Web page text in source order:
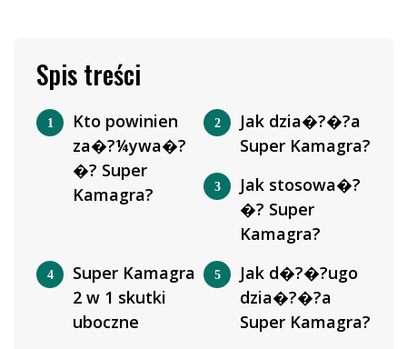
Spis treści
Kto powinien
za�?¼ywa�?
�? Super
Kamagra?
Jak dzia�?�?a
Super Kamagra?
Jak stosowa�?
�? Super
Kamagra?
Super Kamagra
2 w 1 skutki
uboczne
Jak d�?�?ugo
dzia�?�?a
Super Kamagra?